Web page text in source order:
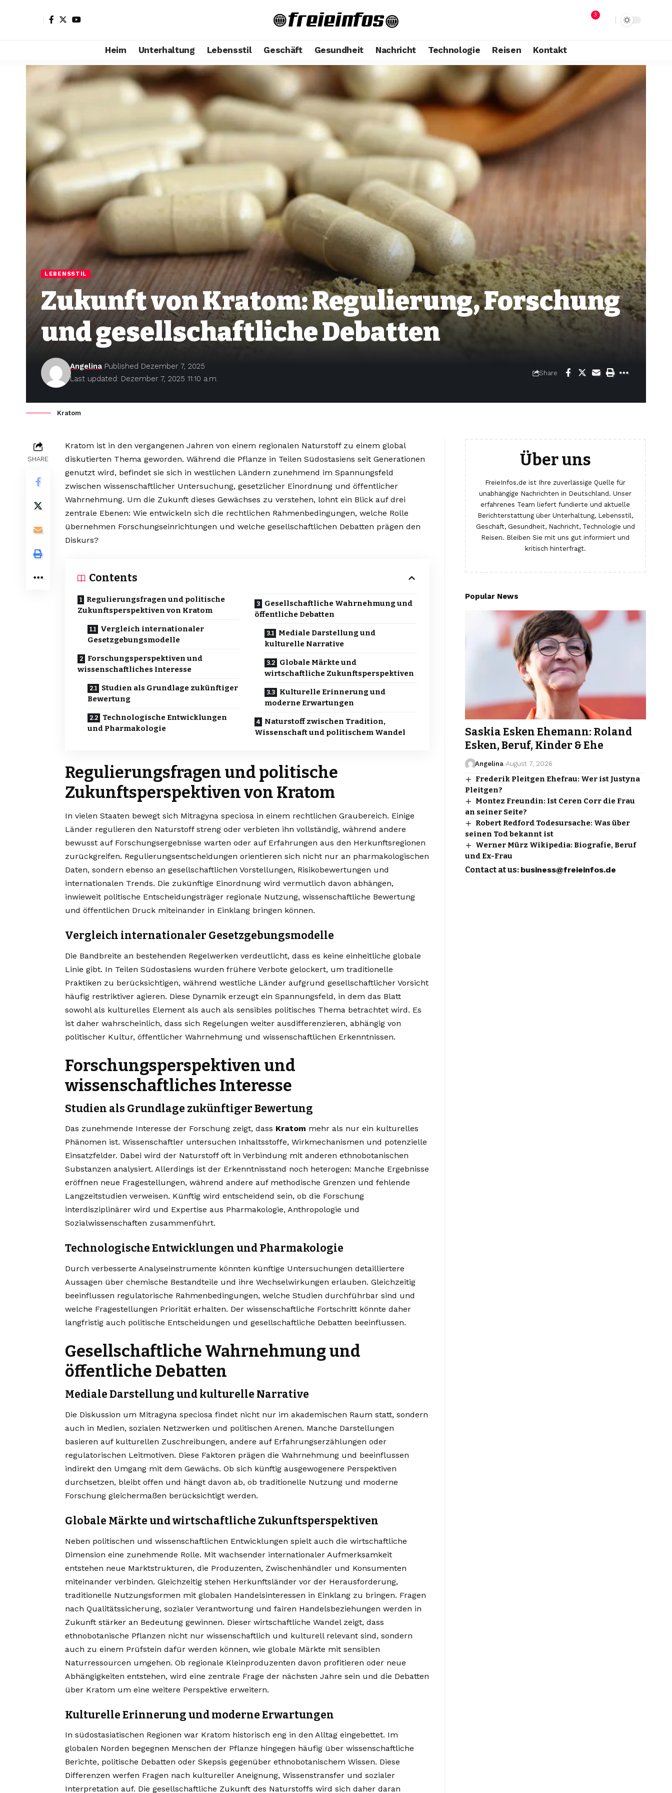
3
Heim Unterhaltung Lebensstil Geschäft Gesundheit Nachricht Technologie Reisen Kontakt
LEBENSSTIL
Zukunft von Kratom: Regulierung, Forschung
und gesellschaftliche Debatten
Last updated: Dezember 7, 2025 11:10 a.m.
Angelina Published Dezember 7, 2025
Share
Kratom
SHARE
Kratom ist in den vergangenen Jahren von einem regionalen Naturstoff zu einem global
diskutierten Thema geworden. Während die Pflanze in Teilen Südostasiens seit Generationen
genutzt wird, befindet sie sich in westlichen Ländern zunehmend im Spannungsfeld
zwischen wissenschaftlicher Untersuchung, gesetzlicher Einordnung und öffentlicher
Wahrnehmung. Um die Zukunft dieses Gewächses zu verstehen, lohnt ein Blick auf drei
zentrale Ebenen: Wie entwickeln sich die rechtlichen Rahmenbedingungen, welche Rolle
übernehmen Forschungseinrichtungen und welche gesellschaftlichen Debatten prägen den
Diskurs?
Contents
Regulierungsfragen und politische
Zukunftsperspektiven von Kratom
Vergleich internationaler
Gesetzgebungsmodelle
Forschungsperspektiven und
wissenschaftliches Interesse
Studien als Grundlage zukünftiger
Bewertung
Technologische Entwicklungen
und Pharmakologie
Gesellschaftliche Wahrnehmung und
öffentliche Debatten
Mediale Darstellung und
kulturelle Narrative
Globale Märkte und
wirtschaftliche Zukunftsperspektiven
Kulturelle Erinnerung und
moderne Erwartungen
Naturstoff zwischen Tradition,
Wissenschaft und politischem Wandel
Regulierungsfragen und politische
Zukunftsperspektiven von Kratom
In vielen Staaten bewegt sich Mitragyna speciosa in einem rechtlichen Graubereich. Einige
Länder regulieren den Naturstoff streng oder verbieten ihn vollständig, während andere
bewusst auf Forschungsergebnisse warten oder auf Erfahrungen aus den Herkunftsregionen
zurückgreifen. Regulierungsentscheidungen orientieren sich nicht nur an pharmakologischen
Daten, sondern ebenso an gesellschaftlichen Vorstellungen, Risikobewertungen und
internationalen Trends. Die zukünftige Einordnung wird vermutlich davon abhängen,
inwieweit politische Entscheidungsträger regionale Nutzung, wissenschaftliche Bewertung
und öffentlichen Druck miteinander in Einklang bringen können.
Vergleich internationaler Gesetzgebungsmodelle
Die Bandbreite an bestehenden Regelwerken verdeutlicht, dass es keine einheitliche globale
Linie gibt. In Teilen Südostasiens wurden frühere Verbote gelockert, um traditionelle
Praktiken zu berücksichtigen, während westliche Länder aufgrund gesellschaftlicher Vorsicht
häufig restriktiver agieren. Diese Dynamik erzeugt ein Spannungsfeld, in dem das Blatt
sowohl als kulturelles Element als auch als sensibles politisches Thema betrachtet wird. Es
ist daher wahrscheinlich, dass sich Regelungen weiter ausdifferenzieren, abhängig von
politischer Kultur, öffentlicher Wahrnehmung und wissenschaftlichen Erkenntnissen.
Forschungsperspektiven und
wissenschaftliches Interesse
Studien als Grundlage zukünftiger Bewertung
Das zunehmende Interesse der Forschung zeigt, dass Kratom mehr als nur ein kulturelles
Phänomen ist. Wissenschaftler untersuchen Inhaltsstoffe, Wirkmechanismen und potenzielle
Einsatzfelder. Dabei wird der Naturstoff oft in Verbindung mit anderen ethnobotanischen
Substanzen analysiert. Allerdings ist der Erkenntnisstand noch heterogen: Manche Ergebnisse
eröffnen neue Fragestellungen, während andere auf methodische Grenzen und fehlende
Langzeitstudien verweisen. Künftig wird entscheidend sein, ob die Forschung
interdisziplinärer wird und Expertise aus Pharmakologie, Anthropologie und
Sozialwissenschaften zusammenführt.
Technologische Entwicklungen und Pharmakologie
Durch verbesserte Analyseinstrumente könnten künftige Untersuchungen detailliertere
Aussagen über chemische Bestandteile und ihre Wechselwirkungen erlauben. Gleichzeitig
beeinflussen regulatorische Rahmenbedingungen, welche Studien durchführbar sind und
welche Fragestellungen Priorität erhalten. Der wissenschaftliche Fortschritt könnte daher
langfristig auch politische Entscheidungen und gesellschaftliche Debatten beeinflussen.
Gesellschaftliche Wahrnehmung und
öffentliche Debatten
Mediale Darstellung und kulturelle Narrative
Die Diskussion um Mitragyna speciosa findet nicht nur im akademischen Raum statt, sondern
auch in Medien, sozialen Netzwerken und politischen Arenen. Manche Darstellungen
basieren auf kulturellen Zuschreibungen, andere auf Erfahrungserzählungen oder
regulatorischen Leitmotiven. Diese Faktoren prägen die Wahrnehmung und beeinflussen
indirekt den Umgang mit dem Gewächs. Ob sich künftig ausgewogenere Perspektiven
durchsetzen, bleibt offen und hängt davon ab, ob traditionelle Nutzung und moderne
Forschung gleichermaßen berücksichtigt werden.
Globale Märkte und wirtschaftliche Zukunftsperspektiven
Neben politischen und wissenschaftlichen Entwicklungen spielt auch die wirtschaftliche
Dimension eine zunehmende Rolle. Mit wachsender internationaler Aufmerksamkeit
entstehen neue Marktstrukturen, die Produzenten, Zwischenhändler und Konsumenten
miteinander verbinden. Gleichzeitig stehen Herkunftsländer vor der Herausforderung,
traditionelle Nutzungsformen mit globalen Handelsinteressen in Einklang zu bringen. Fragen
nach Qualitätssicherung, sozialer Verantwortung und fairen Handelsbeziehungen werden in
Zukunft stärker an Bedeutung gewinnen. Dieser wirtschaftliche Wandel zeigt, dass
ethnobotanische Pflanzen nicht nur wissenschaftlich und kulturell relevant sind, sondern
auch zu einem Prüfstein dafür werden können, wie globale Märkte mit sensiblen
Naturressourcen umgehen. Ob regionale Kleinproduzenten davon profitieren oder neue
Abhängigkeiten entstehen, wird eine zentrale Frage der nächsten Jahre sein und die Debatten
über Kratom um eine weitere Perspektive erweitern.
Kulturelle Erinnerung und moderne Erwartungen
In südostasiatischen Regionen war Kratom historisch eng in den Alltag eingebettet. Im
globalen Norden begegnen Menschen der Pflanze hingegen häufig über wissenschaftliche
Berichte, politische Debatten oder Skepsis gegenüber ethnobotanischem Wissen. Diese
Differenzen werfen Fragen nach kultureller Aneignung, Wissenstransfer und sozialer
Interpretation auf. Die gesellschaftliche Zukunft des Naturstoffs wird sich daher daran
Über uns
FreieInfos.de ist Ihre zuverlässige Quelle für
unabhängige Nachrichten in Deutschland. Unser
erfahrenes Team liefert fundierte und aktuelle
Berichterstattung über Unterhaltung, Lebensstil,
Geschäft, Gesundheit, Nachricht, Technologie und
Reisen. Bleiben Sie mit uns gut informiert und
kritisch hinterfragt.
Popular News
Saskia Esken Ehemann: Roland
Esken, Beruf, Kinder & Ehe
Angelina August 7, 2026
Frederik Pleitgen Ehefrau: Wer ist Justyna
Pleitgen?
Montez Freundin: Ist Ceren Corr die Frau
an seiner Seite?
Robert Redford Todesursache: Was über
seinen Tod bekannt ist
Werner Mürz Wikipedia: Biografie, Beruf
und Ex-Frau
Contact at us: business@freieinfos.de